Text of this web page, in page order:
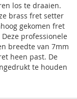
los te draaien.
brass fret setter
gekomen fret
professionele
breedte van 7mm
heen past. De
te houden